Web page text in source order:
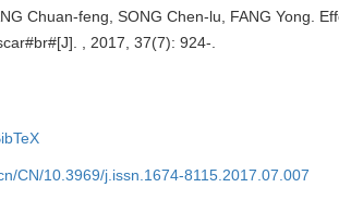
Chuan-feng, SONG Chen-lu, FANG Yong.
, 2017, 37(7): 924-.
CN/10.3969/j.issn.1674-8115.2017.07.007